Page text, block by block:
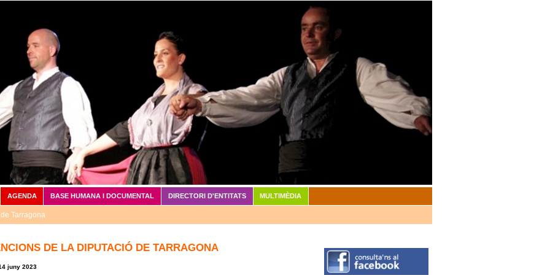
DE LA DIPUTACIÓ DE TARRAGONA
juny 2023
AGENDA BASE HUMANA I DOCUMENTAL DIRECTORI D'ENTITATS MULTIMÈDIA
Tarragona